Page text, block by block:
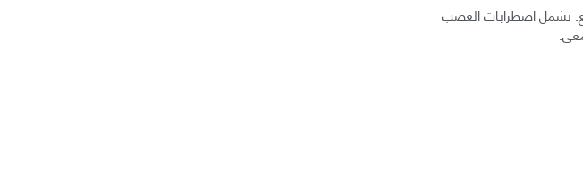
تشمل اضطرابات العصب